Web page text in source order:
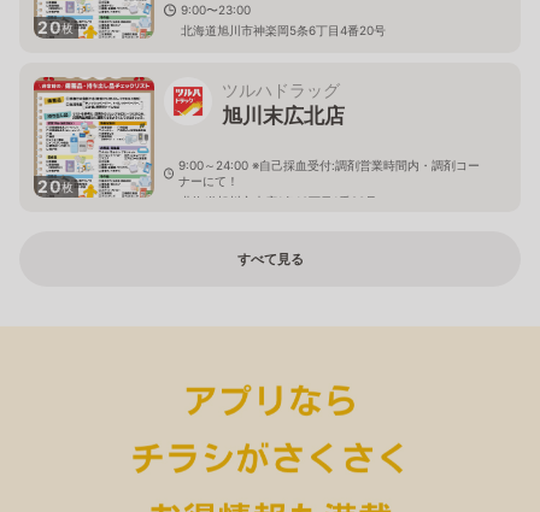
20枚
9:00〜23:00
北海道旭川市神楽岡5条6丁目4番20号
20枚
ツルハドラッグ
旭川末広北店
9:00～24:00 ※自己採血受付:調剤営業時間内・調剤コー
ナーにて！
北海道旭川市末広1条10丁目1番20号
すべて見る